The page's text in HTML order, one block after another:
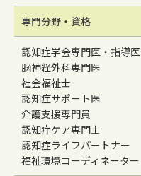
専門分野・資格
認知症学会専門医・指導医
脳神経外科専門医
社会福祉士
認知症サポート医
介護支援専門員
認知症ケア専門士
認知症ライフパートナー
福祉環境コーディネーター